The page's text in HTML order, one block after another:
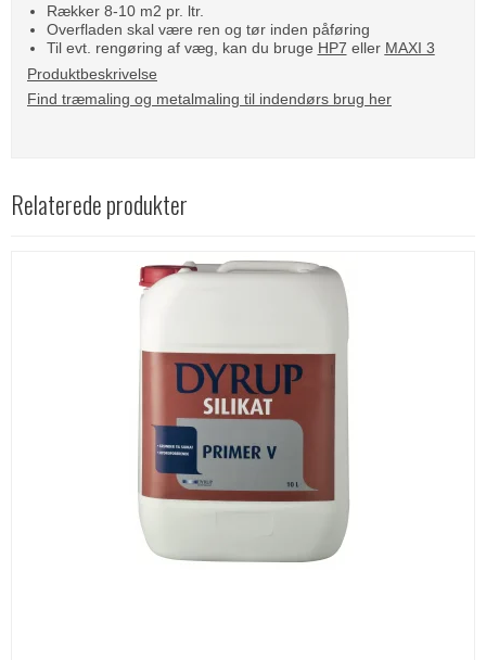
Rækker 8-10 m2 pr. ltr.
Overfladen skal være ren og tør inden påføring
Til evt. rengøring af væg, kan du bruge HP7 eller MAXI 3
Produktbeskrivelse
Find træmaling og metalmaling til indendørs brug her
Relaterede produkter